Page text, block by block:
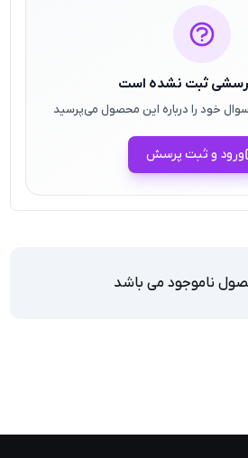
ثبت نشده است
خود را درباره این محصول می‌پرسید
ورود و ثبت پرسش
ناموجود می باشد